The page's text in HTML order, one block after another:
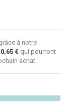
à notre
0,65 € qui pourront
achat.